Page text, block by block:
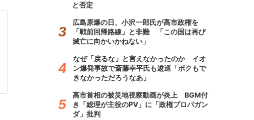
と否定
広島原爆の日、小沢一郎氏が高市政権を
「戦前回帰路線」と非難 「この国は再び
滅亡に向かいかねない」
なぜ「戻るな」と言えなかったのか イオ
ン爆発事故で斎藤幸平氏も逡巡「ボクもで
きなかっただろうなあ」
高市首相の被災地視察動画が炎上 BGM付
き「総理が主役のPV」に「政権プロパガン
ダ」批判